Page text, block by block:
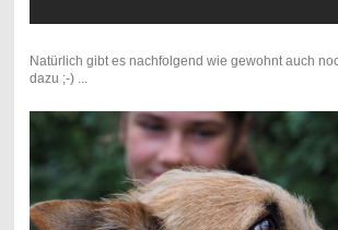
Natürlich gibt es nachfolgend wie gewohnt auch
dazu ;-) ...